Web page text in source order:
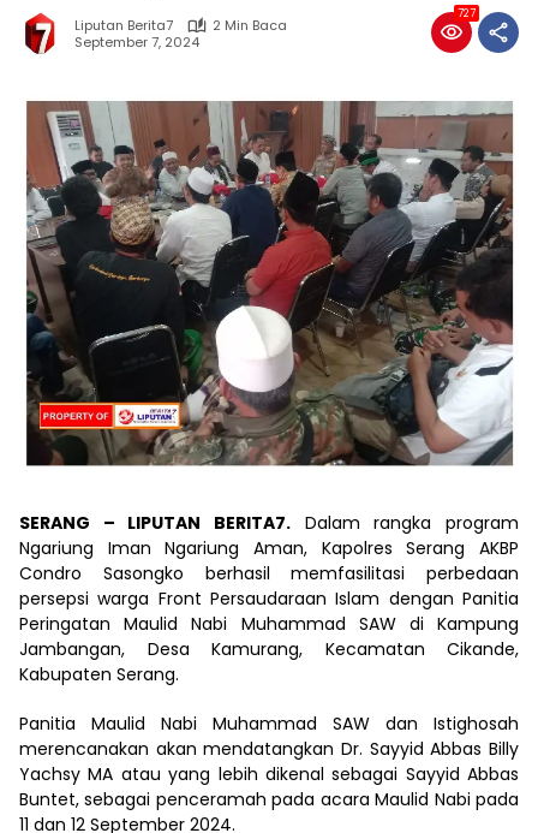
Liputan Berita7
2 Min Baca
September 7, 2024
727
SERANG – LIPUTAN BERITA7. Dalam rangka program
Ngariung Iman Ngariung Aman, Kapolres Serang AKBP
Condro Sasongko berhasil memfasilitasi perbedaan
persepsi warga Front Persaudaraan Islam dengan Panitia
Peringatan Maulid Nabi Muhammad SAW di Kampung
Jambangan, Desa Kamurang, Kecamatan Cikande,
Kabupaten Serang.
Panitia Maulid Nabi Muhammad SAW dan Istighosah
merencanakan akan mendatangkan Dr. Sayyid Abbas Billy
Yachsy MA atau yang lebih dikenal sebagai Sayyid Abbas
Buntet, sebagai penceramah pada acara Maulid Nabi pada
11 dan 12 September 2024.